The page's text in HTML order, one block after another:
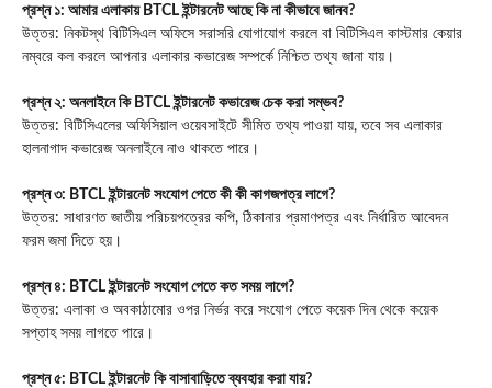
প্রশ্ন ১: আমার এলাকায় BTCL ইন্টারনেট আছে কি না কীভাবে জানব?
উত্তর: নিকটস্থ বিটিসিএল অফিসে সরাসরি যোগাযোগ করলে বা বিটিসিএল কাস্টমার কেয়ার
নম্বরে কল করলে আপনার এলাকার কভারেজ সম্পর্কে নিশ্চিত তথ্য জানা যায়।
প্রশ্ন ২: অনলাইনে কি BTCL ইন্টারনেট কভারেজ চেক করা সম্ভব?
উত্তর: বিটিসিএলের অফিসিয়াল ওয়েবসাইটে সীমিত তথ্য পাওয়া যায়, তবে সব এলাকার
হালনাগাদ কভারেজ অনলাইনে নাও থাকতে পারে।
প্রশ্ন ৩: BTCL ইন্টারনেট সংযোগ পেতে কী কী কাগজপত্র লাগে?
উত্তর: সাধারণত জাতীয় পরিচয়পত্রের কপি, ঠিকানার প্রমাণপত্র এবং নির্ধারিত আবেদন
ফরম জমা দিতে হয়।
প্রশ্ন ৪: BTCL ইন্টারনেট সংযোগ পেতে কত সময় লাগে?
উত্তর: এলাকা ও অবকাঠামোর ওপর নির্ভর করে সংযোগ পেতে কয়েক দিন থেকে কয়েক
সপ্তাহ সময় লাগতে পারে।
প্রশ্ন ৫: BTCL ইন্টারনেট কি বাসাবাড়িতে ব্যবহার করা যায়?